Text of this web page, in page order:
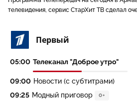
телевидения, сервис СтарХит ТВ сделал
Первый
05:00 Телеканал "Доброе утро"
09:00 Новости (с субтитрами)
09:25 Модный приговор 0+